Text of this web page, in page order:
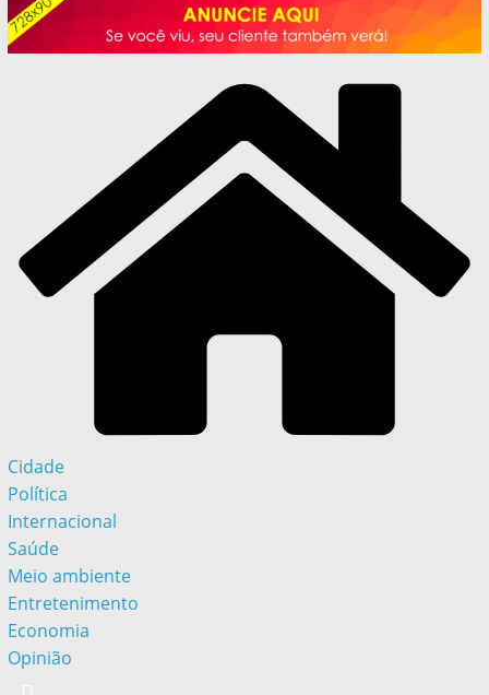
Cidade
Política
Internacional
Saúde
Meio ambiente
Entretenimento
Economia
Opinião